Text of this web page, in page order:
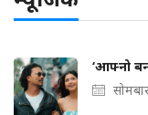
‘आफ्नो